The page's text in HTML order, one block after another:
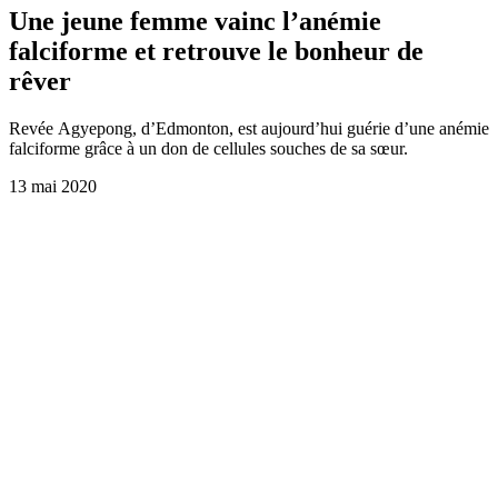
Une jeune femme vainc l’anémie
falciforme et retrouve le bonheur de
rêver
Revée Agyepong, d’Edmonton, est aujourd’hui guérie d’une anémie
falciforme grâce à un don de cellules souches de sa sœur.
13 mai 2020